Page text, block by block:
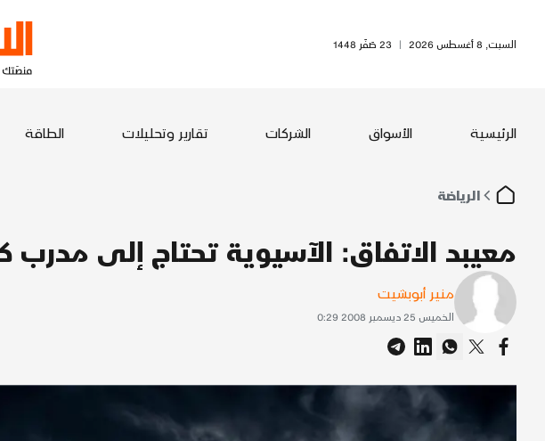
السبت, 8 أغسطس 2026 | 23 صَفَر 1448
الرئيسية الأسواق الشركات تقارير وتحليلات الطاقة
الرياضة
معيبد الاتفاق: الآسيوية تحتاج إلى مدرب
منير أبوبشيت
الخميس 25 ديسمبر 2008 0:29